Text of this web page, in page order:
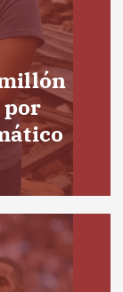
por